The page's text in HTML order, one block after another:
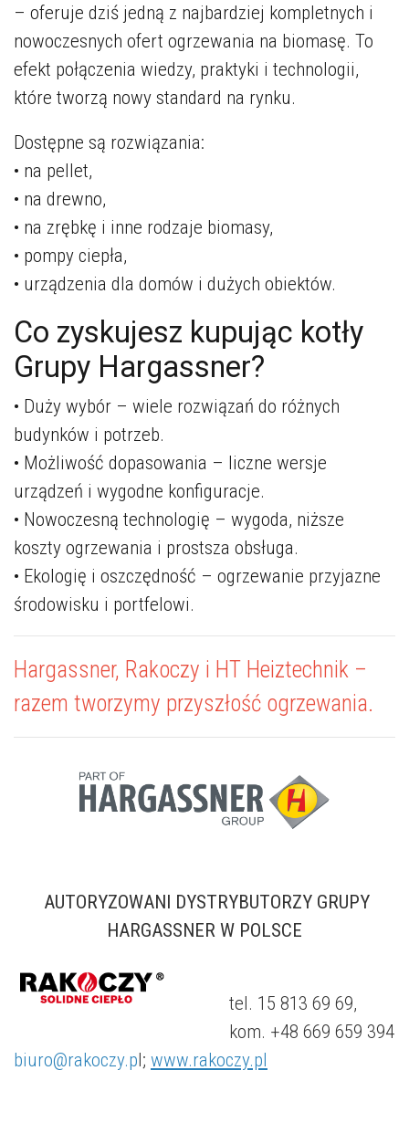
– oferuje dziś jedną z najbardziej kompletnych i
nowoczesnych ofert ogrzewania na biomasę. To
efekt połączenia wiedzy, praktyki i technologii,
które tworzą nowy standard na rynku.
Dostępne są rozwiązania:
• na pellet,
• na drewno,
• na zrębkę i inne rodzaje biomasy,
• pompy ciepła,
• urządzenia dla domów i dużych obiektów.
Co zyskujesz kupując kotły
Grupy Hargassner?
• Duży wybór – wiele rozwiązań do różnych
budynków i potrzeb.
• Możliwość dopasowania – liczne wersje
urządzeń i wygodne konfiguracje.
• Nowoczesną technologię – wygoda, niższe
koszty ogrzewania i prostsza obsługa.
• Ekologię i oszczędność – ogrzewanie przyjazne
środowisku i portfelowi.
Hargassner, Rakoczy i HT Heiztechnik –
razem tworzymy przyszłość ogrzewania.
AUTORYZOWANI DYSTRYBUTORZY GRUPY
HARGASSNER W POLSCE
tel. 15 813 69 69,
kom. +48 669 659 394
biuro@rakoczy.pl; www.rakoczy.pl